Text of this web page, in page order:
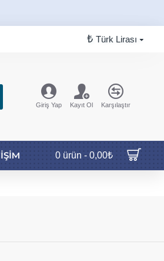
₺ Türk Lirası
Giriş Yap Kayıt Ol Karşılaştır
0 ürün - 0,00₺